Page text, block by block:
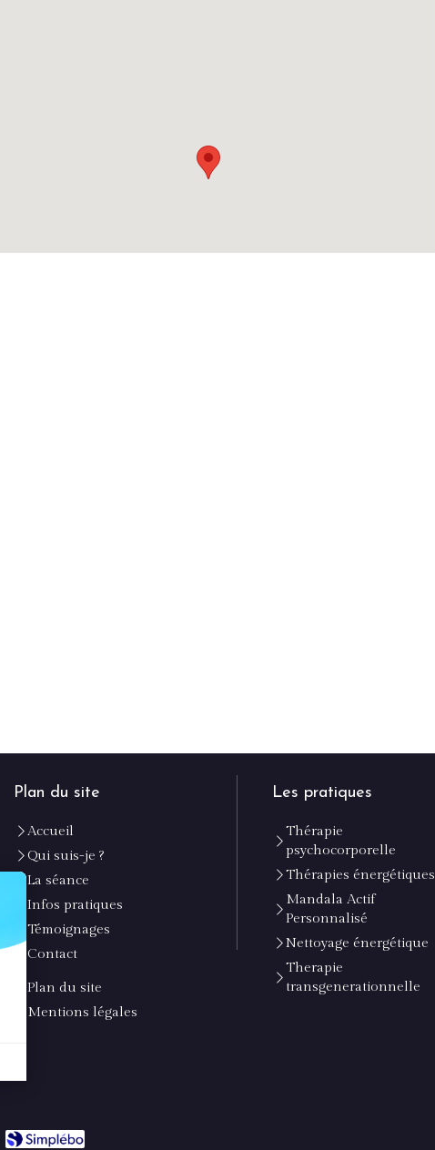
Plan du site
Accueil
Qui suis-je ?
La séance
Infos pratiques
Témoignages
Contact
Plan du site
Mentions légales
Les pratiques
Thérapie
psychocorporelle
Thérapies énergétiques
Mandala Actif
Personnalisé
Nettoyage énergétique
Therapie
transgenerationnelle